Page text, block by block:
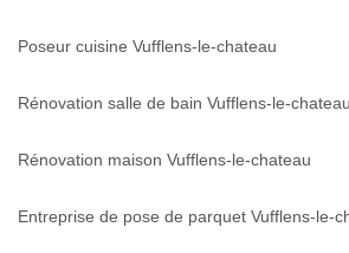
Poseur cuisine Vufflens-le-chateau
Rénovation salle de bain Vufflens-le-chateau
Rénovation maison Vufflens-le-chateau
Entreprise de pose de parquet Vufflens-le-